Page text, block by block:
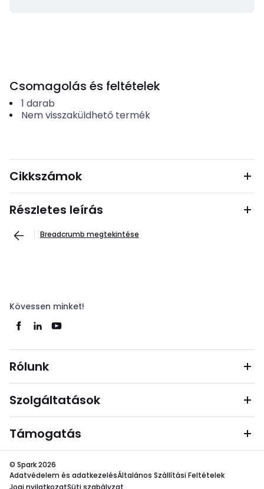
Csomagolás és feltételek
1 darab
Nem visszaküldhető termék
Cikkszámok
Részletes leírás
Breadcrumb megtekintése
Kövessen minket!
Rólunk
Szolgáltatások
Támogatás
© Spark 2026
Adatvédelem és adatkezelésÁltalános Szállítási Feltételek
Jogi nyilatkozatSüti szabályzat